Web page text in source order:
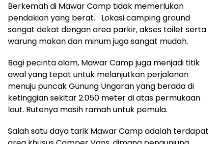
Berkemah di Mawar Camp tidak memerlukan
pendakian yang berat. Lokasi camping ground
sangat dekat dengan area parkir, akses toilet serta
warung makan dan minum juga sangat mudah.
Bagi pecinta alam, Mawar Camp juga menjadi titik
awal yang tepat untuk melanjutkan perjalanan
menuju puncak Gunung Ungaran yang berada di
ketinggian sekitar 2.050 meter di atas permukaan
laut. Rutenya masih ramah untuk pemula.
Salah satu daya tarik Mawar Camp adalah terdapat